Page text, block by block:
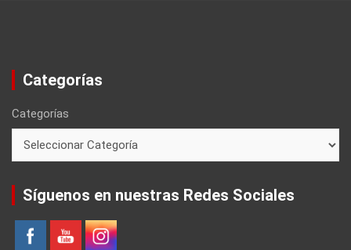
Categorías
Categorías
Síguenos en nuestras Redes Sociales